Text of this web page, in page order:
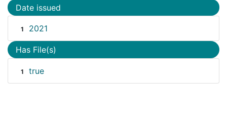
Date issued
1 2021
Has File(s)
1 true